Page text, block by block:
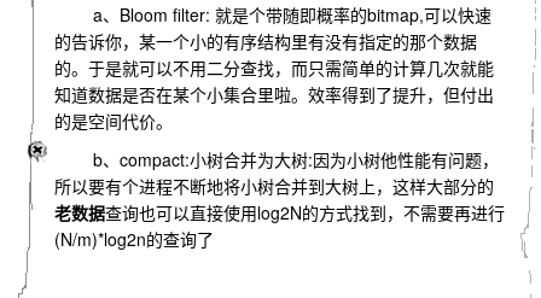
a、Bloom filter: 就是个带随即概率的bitmap,可以快速
的告诉你，某一个小的有序结构里有没有指定的那个数据
的。于是就可以不用二分查找，而只需简单的计算几次就能
知道数据是否在某个小集合里啦。效率得到了提升，但付出
的是空间代价。
b、compact:小树合并为大树:因为小树他性能有问题，
所以要有个进程不断地将小树合并到大树上，这样大部分的
老数据查询也可以直接使用log2N的方式找到，不需要再进行
(N/m)*log2n的查询了